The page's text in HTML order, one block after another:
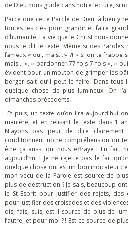
de Dieu nous guide dans notre lecture, si
Parce que cette Parole de Dieu, à bien y
toutes les clés pour grandir et faire
d’humanité. La vie que le Christ nous
nous le dit le texte. Même si des Paroles
fameux « oui, mais… » ?! « Si on te frappe
mais… ». « pardonner 77 fois 7 fois », «
évident pour un mouton de grimper les
berger sait qu’il peut le faire. Dans tous
quelque chose de plus lumineux. On
dimanches précédents.
Et puis, un texte qu’on lira aujourd'hui
manière, et en relisant le texte dans 1
N'ayons pas peur de dire clairement
conditionnent notre compréhension du
être ça aussi qui nous effraye ! En fait,
aujourd’hui ! Je ne rejette pas le fait
quelque chose qui est un bon indicateur :
mon vécu de la Parole est source de
plus de destruction ? Je sais, beaucoup
le St Esprit pour justifier des rejets, des
pour justifier des croisades et des
dis, fais, suis, est-il source de plus de
l’autre, et pour moi ?!! Est-ce source de